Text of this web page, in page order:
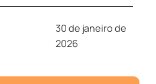
30 de janeiro de
2026